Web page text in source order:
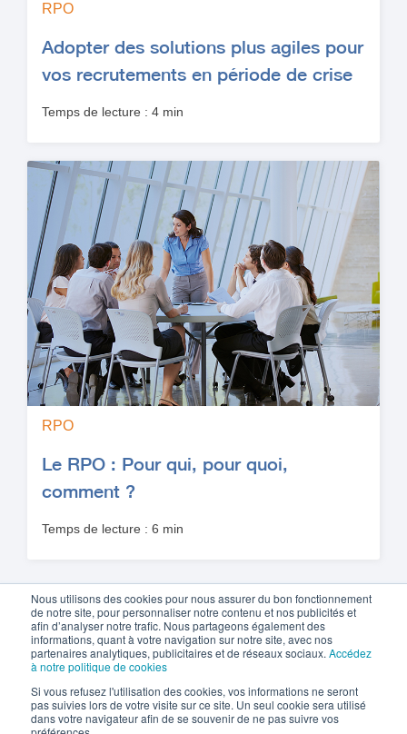
Nous utilisons des cookies pour nous assurer du bon fonctionnement
de notre site, pour personnaliser notre contenu et nos publicités et
afin d’analyser notre trafic. Nous partageons également des
informations, quant à votre navigation sur notre site, avec nos
partenaires analytiques, publicitaires et de réseaux sociaux. Accédez
à notre politique de cookies
Si vous refusez l'utilisation des cookies, vos informations ne seront
pas suivies lors de votre visite sur ce site. Un seul cookie sera utilisé
dans votre navigateur afin de se souvenir de ne pas suivre vos
RPO
Adopter des solutions plus agiles pour
vos recrutements en période de crise
Temps de lecture : 4 min
RPO
Le RPO : Pour qui, pour quoi,
comment ?
Temps de lecture : 6 min
Retour au blog